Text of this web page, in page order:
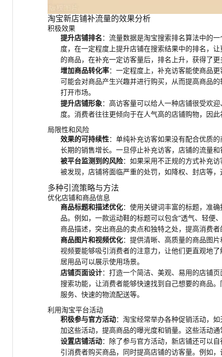
淘宝新店铺补流量的效果分析
积极效果
提升店铺排名：流量数据是淘宝搜索排名算法中的
度，在一定程度上提升店铺在搜索结果中的排名，
的商品，在补充一定访客量后，排名上升，获得了
增加商品转化率：一定程度上，补充访客能使商品
可能会对商品产生兴趣并进行购买，从而提高商品
打开市场。
提升店铺形象：高访客量可以给人一种店铺很受欢
度。消费者往往更倾向于在人气高的店铺购物，因
局限性和风险
效果的可持续性：单纯补充访客如果没有配合优质
长期的销售增长。一旦停止补充访客，店铺的流量
被平台监测到的风险：如果采用不正规的方式补充
被发现，店铺将面临严重的处罚，如降权、封店等
多种引流策略与方法
优化店铺和商品信息
商品标题和描述优化：使用关键词丰富的标题，准
品。例如，一款运动鞋的标题可以包含“透气、轻便
商品描述，突出商品的卖点和独特之处，提高消费
商品图片和视频优化：提供清晰、高质量的商品图
视频要能够吸引消费者的注意力，让他们更直观地
居用品可以展示使用场景。
店铺页面设计：打造一个简洁、美观、易用的店铺
搜索功能，让消费者能够快速找到自己想要的商品
服务、快速的物流配送等。
利用淘宝平台活动
积极参与官方活动：淘宝经常举办各种促销活动，
加这些活动，提高商品的曝光度和销量。这些活动
设置店铺活动：除了参与官方活动，新店铺还可以
引消费者购买商品，同时提高店铺的访客量。例如